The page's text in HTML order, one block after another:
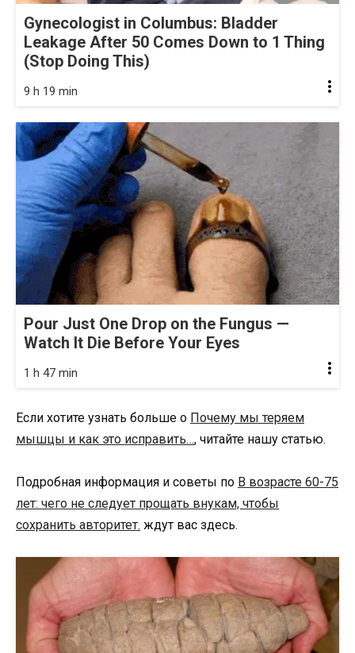
Gynecologist in Columbus: Bladder
Leakage After 50 Comes Down to 1 Thing
(Stop Doing This)
9 h 19 min
Pour Just One Drop on the Fungus —
Watch It Die Before Your Eyes
1 h 47 min
Если хотите узнать больше о Почему мы теряем
мышцы и как это исправить…, читайте нашу статью.
Подробная информация и советы по В возрасте 60-75
лет: чего не следует прощать внукам, чтобы
сохранить авторитет. ждут вас здесь.